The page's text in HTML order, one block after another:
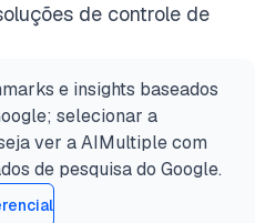
de controle de
e insights baseados
selecionar a
ver a AIMultiple com
de pesquisa do Google.